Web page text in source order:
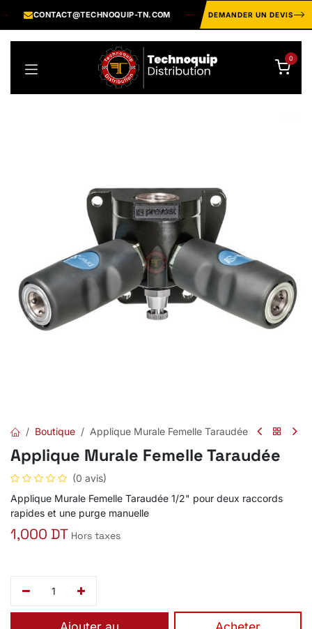
CONTACT@TECHNOQUIP-TN.COM CATALOGUE
DEMANDER UN DEVIS
0
Boutique Applique Murale Femelle Taraudée
Applique Murale Femelle Taraudée
(0 avis)
Applique Murale Femelle Taraudée 1/2" pour deux raccords
rapides et une purge manuelle
1,000 DT Hors taxes